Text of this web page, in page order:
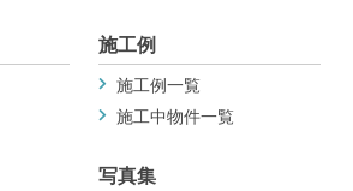
施工例
施工例一覧
施工中物件一覧
写真集